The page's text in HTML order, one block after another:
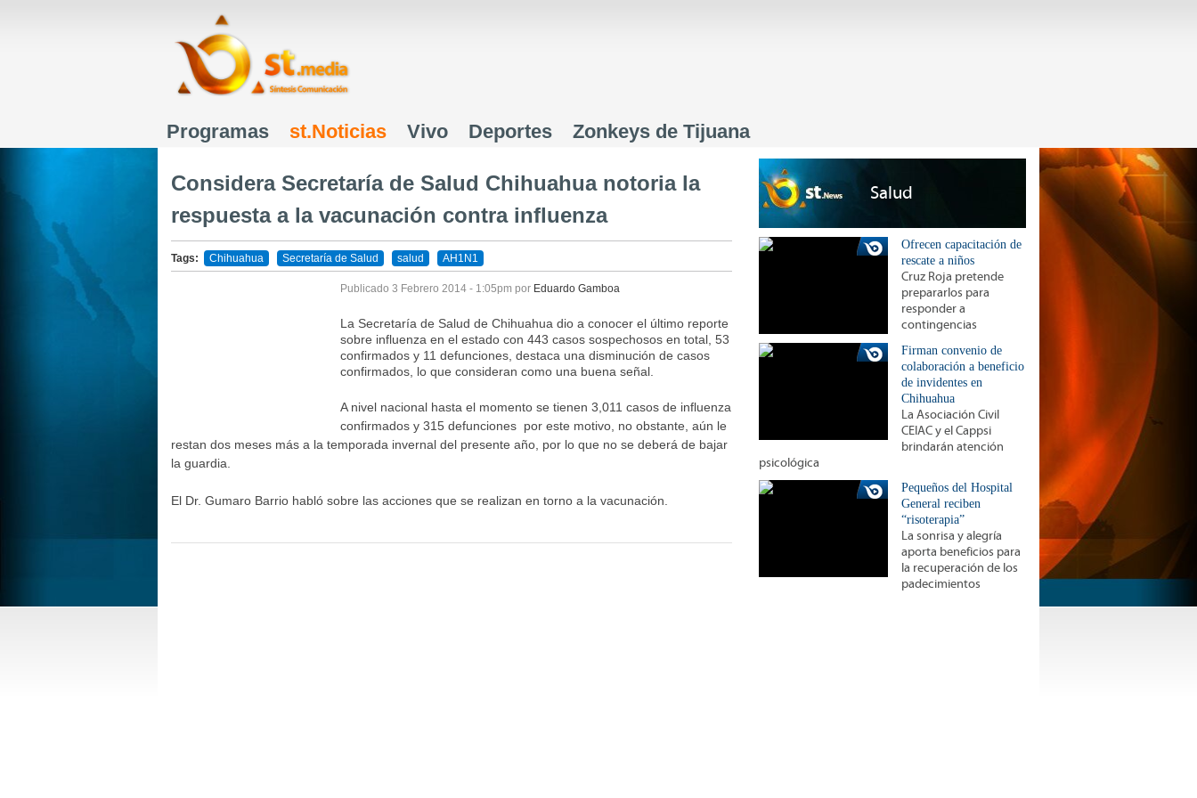
Menú principal
Programas st.Noticias Vivo Deportes Zonkeys de Tijuana
Considera Secretaría de Salud Chihuahua notoria la
respuesta a la vacunación contra influenza
Tags: Chihuahua Secretaría de Salud salud AH1N1
Publicado 3 Febrero 2014 - 1:05pm por Eduardo Gamboa
La Secretaría de Salud de Chihuahua dio a conocer el último reporte
sobre influenza en el estado con 443 casos sospechosos en total, 53
confirmados y 11 defunciones, destaca una disminución de casos
confirmados, lo que consideran como una buena señal.
A nivel nacional hasta el momento se tienen 3,011 casos de influenza
confirmados y 315 defunciones por este motivo, no obstante, aún le
restan dos meses más a la temporada invernal del presente año, por lo que no se deberá de bajar
la guardia.
El Dr. Gumaro Barrio habló sobre las acciones que se realizan en torno a la vacunación.
Salud
Ofrecen capacitación de
rescate a niños
Cruz Roja pretende
prepararlos para
responder a
contingencias
Firman convenio de
colaboración a beneficio
de invidentes en
Chihuahua
La Asociación Civil
CEIAC y el Cappsi
brindarán atención
psicológica
Pequeños del Hospital
General reciben
“risoterapia”
La sonrisa y alegría
aporta beneficios para
la recuperación de los
padecimientos